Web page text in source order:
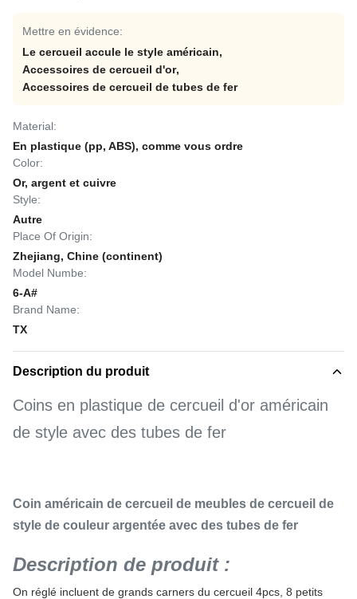
Mettre en évidence:
Le cercueil accule le style américain,
Accessoires de cercueil d'or,
Accessoires de cercueil de tubes de fer
Material:
En plastique (pp, ABS), comme vous ordre
Color:
Or, argent et cuivre
Style:
Autre
Place Of Origin:
Zhejiang, Chine (continent)
Model Numbe:
6-A#
Brand Name:
TX
Description du produit
Coins en plastique de cercueil d'or américain
de style avec des tubes de fer
Coin américain de cercueil de meubles de cercueil de
style de couleur argentée avec des tubes de fer
Description de produit :
On réglé incluent de grands carners du cercueil 4pcs, 8 petits